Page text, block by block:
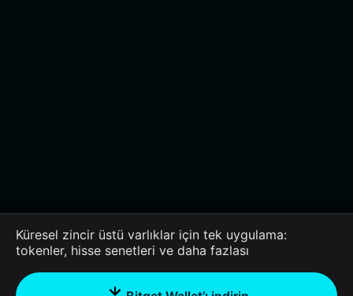
Küresel zincir üstü varlıklar için tek uygulama:
tokenler, hisse senetleri ve daha fazlası